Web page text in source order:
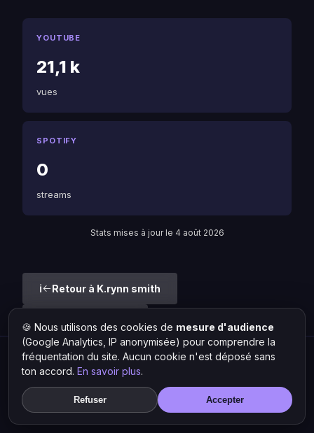
YOUTUBE
21,1 k
vues
SPOTIFY
0
streams
Stats mises à jour le 4 août 2026
Retour à K.rynn smith
Hit Lokal ·L'actu rap & musique urbaine
© 2026 — Tous droits réservés ·
cookies
🍪 Nous utilisons des cookies de mesure d'audience
(Google Analytics, IP anonymisée) pour comprendre la
fréquentation du site. Aucun cookie n'est déposé sans
ton accord. En savoir plus.
Refuser Accepter